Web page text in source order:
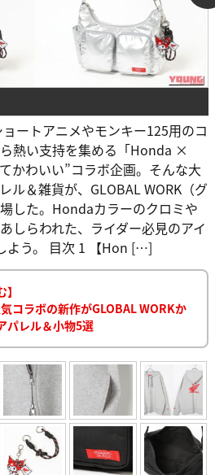
ートアニメやモンキー125用のコ
熱い支持を集める「Honda ×
かわいい”コラボ企画。そんな大
ル＆雑貨が、GLOBAL WORK（グ
した。Hondaカラーのクロミや
しらわれた、ライダー必見のアイ
よう。 目次 1 【Hon […]
コラボの新作がGLOBAL WORKか
パレル＆小物5選